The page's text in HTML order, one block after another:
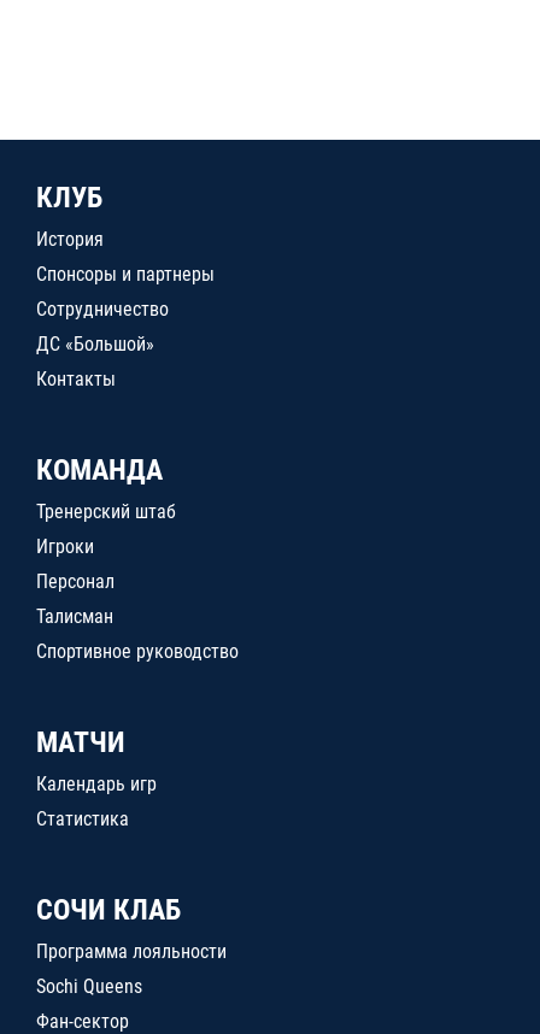
КЛУБ
История
Спонсоры и партнеры
Сотрудничество
ДС «Большой»
Контакты
КОМАНДА
Тренерский штаб
Игроки
Персонал
Талисман
Спортивное руководство
МАТЧИ
Календарь игр
Статистика
СОЧИ КЛАБ
Программа лояльности
Sochi Queens
Фан-сектор